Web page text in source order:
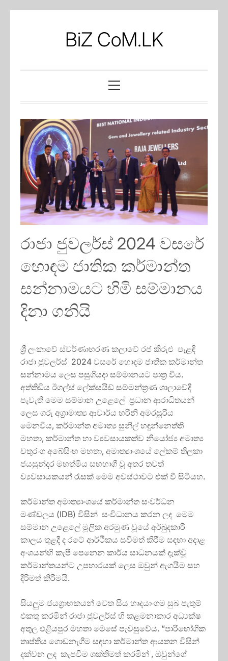
BiZ CoM.LK
Menu
රාජා ජුවලර්ස් 2024 වසරේ
හොඳම ජාතික කර්මාන්ත
සන්නාමයට හිමි සම්මානය
දිනා ගනියි
ශ්‍රී ලංකාවේ ස්වර්ණාභරණ කලාවේ රජ කිරුළු පැළඳි
රාජා ජුවලර්ස් 2024 වසරේ හොඳම ජාතික කර්මාන්ත
සන්නාමය ලෙස පසුගියදා සම්මානයට පාත්‍ර විය.
අත්තිඩිය ඊගල්ස් ලේක්සයිඩ් සම්මන්ත්‍රණ ශාලාවේදී
පැවැති මෙම සම්මාන උළෙලේ ප්‍රධාන ආරාධිතයන්
ලෙස ගරු අග්‍රාමාත්‍ය ආචාර්ය හරිනි අමරසූරිය
මෙනවිය, කර්මාන්ත අමාත්‍ය සුනිල් හඳුන්නෙත්ති
මහතා, කර්මාන්ත හා ව්‍යවසායකත්ව නියෝජ්‍ය අමාත්‍ය
චතුරංග අබේසිංහ මහතා, අමාත්‍යාංශයේ ලේකම් තිලකා
ජයසුන්දර මහත්මිය සහභාගී වූ අතර තවත්
ව්‍යවසායකයන් රැසක් මෙම අවස්ථාවට එක් වී සිටියහ.
කර්මාන්ත අමාත්‍යාංශයේ කර්මාන්ත සංවර්ධන
මණ්ඩලය (IDB) විසින් සංවිධානය කරන ලද මෙම
සම්මාන උළෙලේ මූලික අරමුණ වූයේ අර්බුදකාරී
කාලය තුළදී ද රටේ ආර්ථිකය සවිමත් කිරීම සඳහා අදාළ
අංශයන්හි කැපී පෙනෙන කාර්ය සාධනයක් දැක්වූ
කර්මාන්තයන්ට උපහාරයක් ලෙස ඔවුන් ඇගයීම සහ
දිරිමත් කිරීමයි.
සියලුම ජයග්‍රාහකයන් වෙත සිය හෘදයාංගම සුබ පැතුම්
එකතු කරමින් රාජා ජුවලර්ස් හි කළමනාකාර අධ්‍යක්ෂ
අතුල එළියපුර මහතා මෙසේ පැවසුවේය. “පාරිභෝගික
තෘප්තිය ගොඩනැගීම සඳහා කර්මාන්ත ආයතන විසින්
දක්වන ලද කැපවීම ශක්තිමත් කරමින් , ඔවුන්ගේ